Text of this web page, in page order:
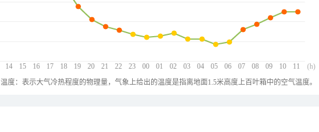
14 15 16 17 18 19 20 21 22 23 00 01 02 03 04 05 06 07 08 09 10 11 (h)
温度：表示大气冷热程度的物理量，气象上给出的温度是指离地面1.5米高度上百叶箱中的空气温度。